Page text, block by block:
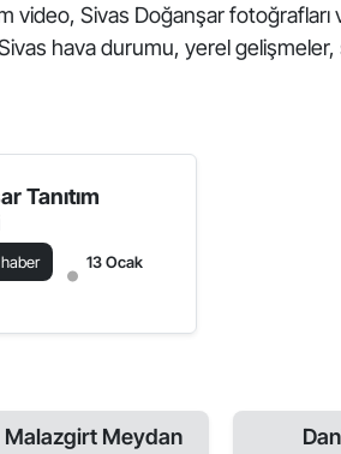
video, Sivas Doğanşar
hava durumu, yerel
Tanıtım
13 Ocak
Malazgirt Meydan